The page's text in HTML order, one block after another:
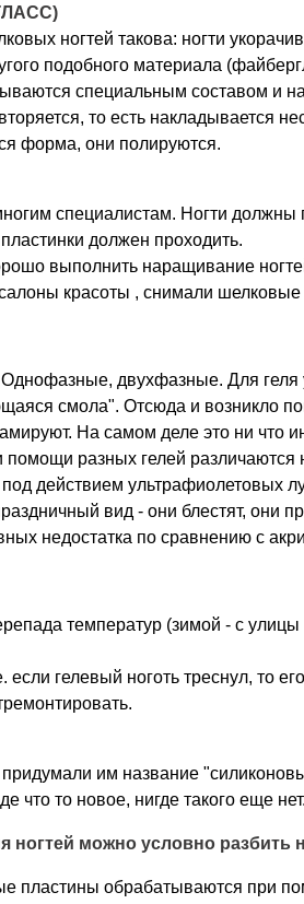
ногтей такова: ногти
подобного материала
специальным составом и
то есть накладывается
форма, они полируются.
специалистам. Ногти должны
должен проходить.
выполнить наращивание
красоты , снимали шелковые
двухфазные. Для
смола". Отсюда и возникло
На самом деле это ни что
разных гелей различаются
действием ультрафиолетовых
вид - они блестят, они
недостатка по сравнению с
температур (зимой - с
если гелевый ноготь треснул, то
придумали им название
что то новое, нигде такого еще нет.
ногтей можно условно разбить
пластины обрабатываются при